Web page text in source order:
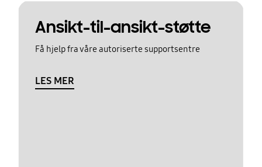
Ansikt-til-ansikt-støtte
Få hjelp fra våre autoriserte supportsentre
LES MER